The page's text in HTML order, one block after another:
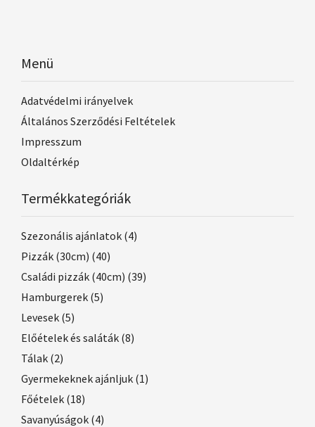
Menü
Adatvédelmi irányelvek
Általános Szerződési Feltételek
Impresszum
Oldaltérkép
Termékkategóriák
Szezonális ajánlatok (4)
Pizzák (30cm) (40)
Családi pizzák (40cm) (39)
Hamburgerek (5)
Levesek (5)
Előételek és saláták (8)
Tálak (2)
Gyermekeknek ajánljuk (1)
Főételek (18)
Savanyúságok (4)